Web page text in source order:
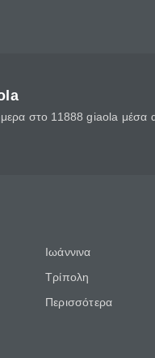
στο 11888 giaola μέσα
Ιωάννινα
Τρίπολη
Περισσότερα